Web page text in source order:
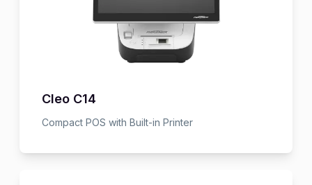
Cleo C14
Compact POS with Built-in Printer